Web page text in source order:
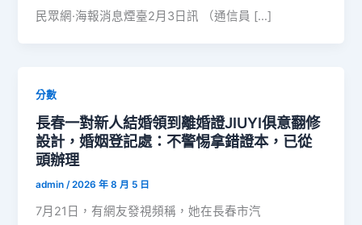
民眾網·海報消息煙臺2月3日訊 （通信員 […]
分數
長春一對新人結婚領到離婚證JIUYI俱意翻修
設計，婚姻登記處：不警惕拿錯證本，已從
頭辦理
admin/2026 年 8 月 5 日
7月21日，有網友發視頻稱，她在長春市汽